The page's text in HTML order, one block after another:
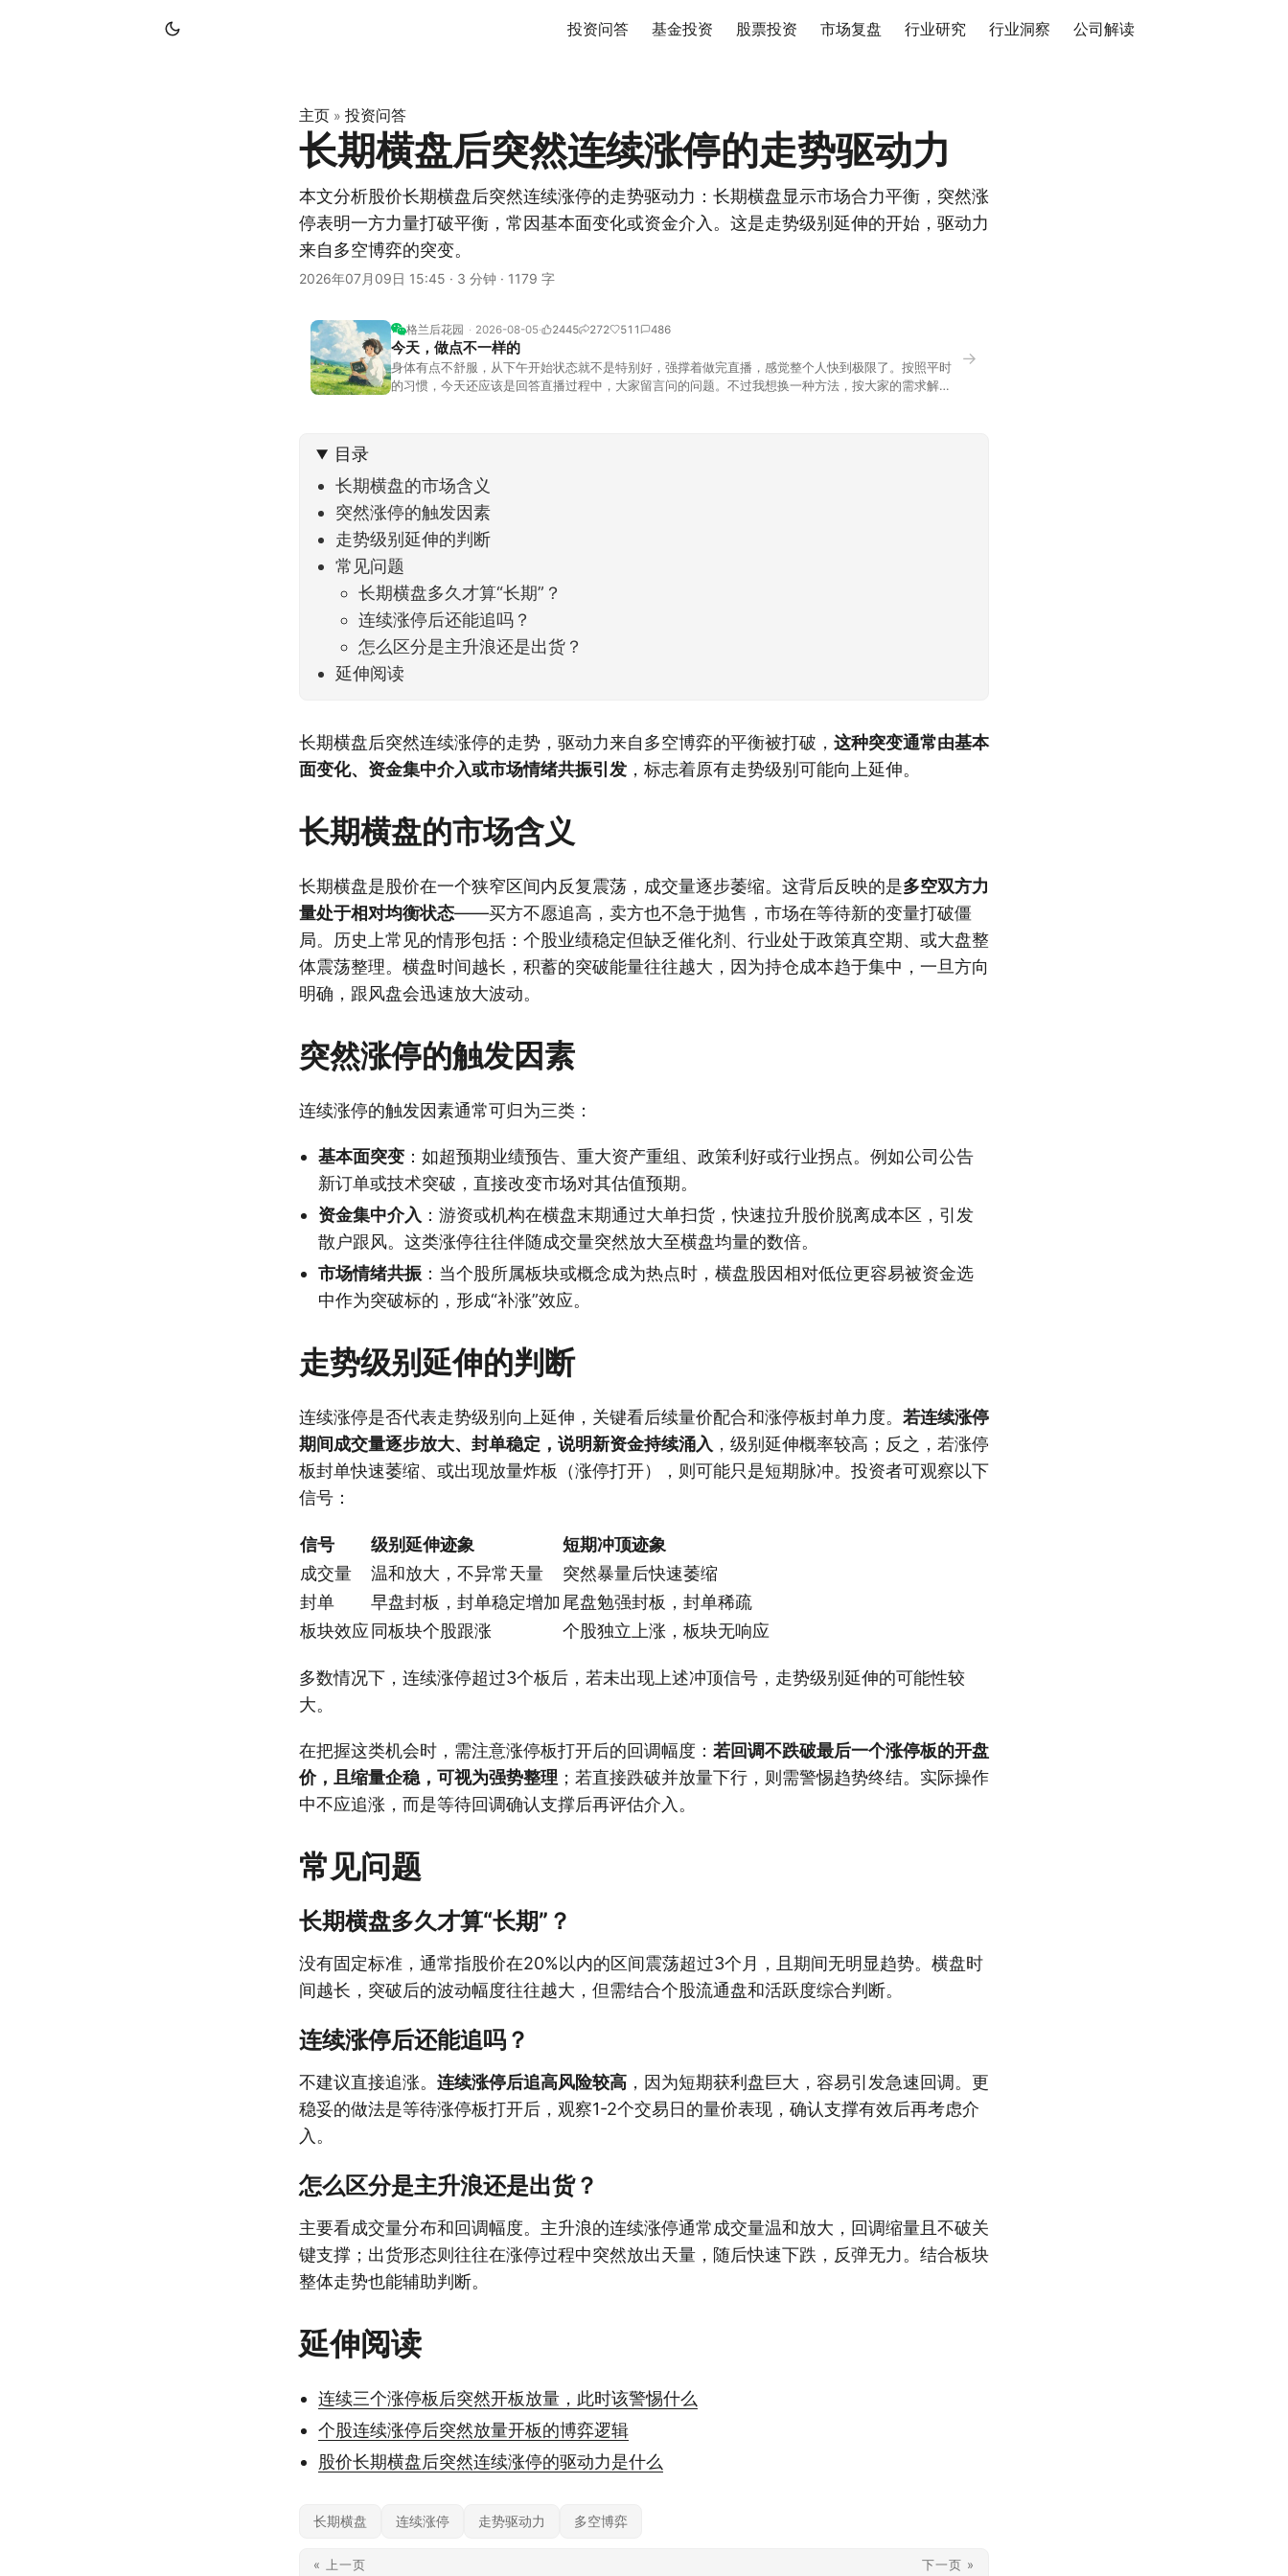
投资问答 基金投资 股票投资 市场复盘 行业研究 行业洞察 公司解读
主页 » 投资问答
长期横盘后突然连续涨停的走势驱动力
本文分析股价长期横盘后突然连续涨停的走势驱动力：长期横盘显示市场合力平衡，突然涨
停表明一方力量打破平衡，常因基本面变化或资金介入。这是走势级别延伸的开始，驱动力
来自多空博弈的突变。
2026年07月09日 15:45 · 3 分钟 · 1179 字
格兰后花园 2026-08-05 2445 272 511 486
今天，做点不一样的
身体有点不舒服，从下午开始状态就不是特别好，强撑着做完直播，感觉整个人快到极限了。按照平时
的习惯，今天还应该是回答直播过程中，大家留言问的问题。不过我想换一种方法，按大家的需求解
→
目录
长期横盘的市场含义
突然涨停的触发因素
走势级别延伸的判断
常见问题
长期横盘多久才算“长期”？
连续涨停后还能追吗？
怎么区分是主升浪还是出货？
延伸阅读
长期横盘后突然连续涨停的走势，驱动力来自多空博弈的平衡被打破， 这种突变通常由基本
面变化、资金集中介入或市场情绪共振引发 ，标志着原有走势级别可能向上延伸。
长期横盘的市场含义
长期横盘是股价在一个狭窄区间内反复震荡，成交量逐步萎缩。这背后反映的是多空双方力
量处于相对均衡状态——买方不愿追高，卖方也不急于抛售，市场在等待新的变量打破僵
局。历史上常见的情形包括：个股业绩稳定但缺乏催化剂、行业处于政策真空期、或大盘整
体震荡整理。横盘时间越长，积蓄的突破能量往往越大，因为持仓成本趋于集中，一旦方向
明确，跟风盘会迅速放大波动。
突然涨停的触发因素
连续涨停的触发因素通常可归为三类：
基本面突变 ：如超预期业绩预告、重大资产重组、政策利好或行业拐点。例如公司公告
新订单或技术突破，直接改变市场对其估值预期。
资金集中介入 ：游资或机构在横盘末期通过大单扫货，快速拉升股价脱离成本区，引发
散户跟风。这类涨停往往伴随成交量突然放大至横盘均量的数倍。
市场情绪共振 ：当个股所属板块或概念成为热点时，横盘股因相对低位更容易被资金选
中作为突破标的，形成“补涨”效应。
走势级别延伸的判断
连续涨停是否代表走势级别向上延伸，关键看后续量价配合和涨停板封单力度。 若连续涨停
期间成交量逐步放大、封单稳定，说明新资金持续涌入 ，级别延伸概率较高；反之，若涨停
板封单快速萎缩、或出现放量炸板（涨停打开），则可能只是短期脉冲。投资者可观察以下
信号：
信号 级别延伸迹象
短期冲顶迹象
成交量
温和放大，不异常天量
突然暴量后快速萎缩
封单
早盘封板，封单稳定增加 尾盘勉强封板，封单稀疏
板块效应同板块个股跟涨 个股独立上涨，板块无响应
多数情况下，连续涨停超过3个板后，若未出现上述冲顶信号，走势级别延伸的可能性较
大。
在把握这类机会时，需注意涨停板打开后的回调幅度： 若回调不跌破最后一个涨停板的开盘
价，且缩量企稳，可视为强势整理 ；若直接跌破并放量下行，则需警惕趋势终结。实际操作
中不应追涨，而是等待回调确认支撑后再评估介入。
常见问题
长期横盘多久才算“长期”？
没有固定标准，通常指股价在20%以内的区间震荡超过3个月，且期间无明显趋势。横盘时
间越长，突破后的波动幅度往往越大，但需结合个股流通盘和活跃度综合判断。
连续涨停后还能追吗？
不建议直接追涨。 连续涨停后追高风险较高 ，因为短期获利盘巨大，容易引发急速回调。更
稳妥的做法是等待涨停板打开后，观察1-2个交易日的量价表现，确认支撑有效后再考虑介
入。
怎么区分是主升浪还是出货？
主要看成交量分布和回调幅度。主升浪的连续涨停通常成交量温和放大，回调缩量且不破关
键支撑；出货形态则往往在涨停过程中突然放出天量，随后快速下跌，反弹无力。结合板块
整体走势也能辅助判断。
延伸阅读
连续三个涨停板后突然开板放量，此时该警惕什么
个股连续涨停后突然放量开板的博弈逻辑
股价长期横盘后突然连续涨停的驱动力是什么
长期横盘 连续涨停 走势驱动力 多空博弈
« 上一页 下一页 »